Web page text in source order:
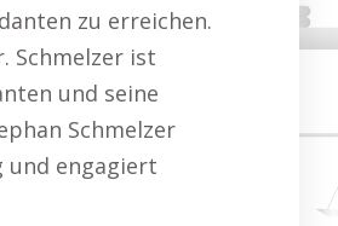
zu erreichen.
Schmelzer ist
und seine
Schmelzer
und engagiert